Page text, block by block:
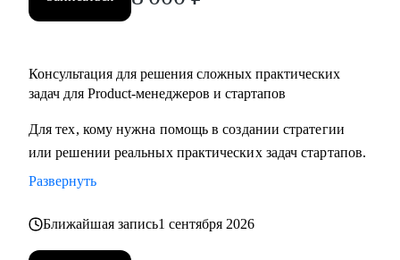
Консультация для решения сложных практических
задач для Product-менеджеров и стартапов
Для тех, кому нужна помощь в создании стратегии
или решении реальных практических задач стартапов.
Развернуть
Ближайшая запись1 сентября 2026